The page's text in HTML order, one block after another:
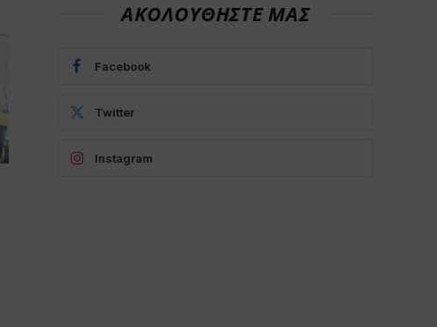
ΑΚΟΛΟΥΘΗΣΤΕ ΜΑΣ
Facebook
Twitter
Instagram